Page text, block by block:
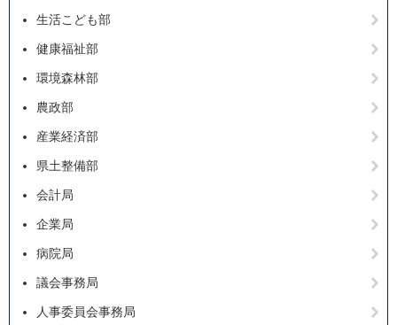
生活こども部
健康福祉部
環境森林部
農政部
産業経済部
県土整備部
会計局
企業局
病院局
議会事務局
人事委員会事務局